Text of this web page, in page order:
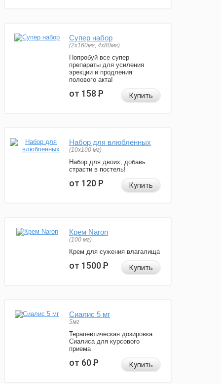
Супер набор
(2х160мг, 4х80мг)
Попробуй все супер
препараты для усиления
эрекции и продления
полового акта!
от 158Р Купить
Набор для влюбленных
(10х100 мг)
Набор для двоих, добавь
страсти в постель!
от 120Р Купить
Крем Naron
(100 мг)
Крем для сужения влагалища
от 1500Р Купить
Сиалис 5 мг
5мг
Терапевтическая дозировка
Сиалиса для курсового
приема
от 60Р Купить